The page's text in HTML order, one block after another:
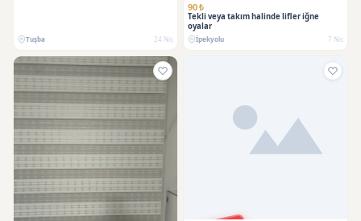
Tuşba 24 Nis
90 ₺
Tekli veya takım halinde lifler iğne
oyalar
İpekyolu 7 Nis